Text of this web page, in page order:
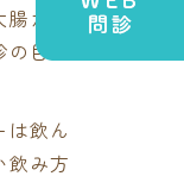
カメ
目安
飲ん
飲み方